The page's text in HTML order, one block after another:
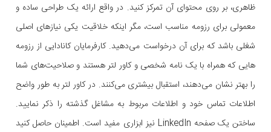
ظاهری، بر روی محتوای آن تمرکز کنید. در واقع ارائه یک طراحی ساده و
معمولی برای رزومه مناسب است، مگر اینکه خلاقیت یکی نیازهای اصلی
شغلی باشد که برای آن درخواست می‌دهید. کارفرمایان کانادایی از رزومه
هایی که همراه با یک نامه شخصی و کاور لتر هستند و صلاحیت‌های شما
را بهتر نشان می‌دهند، استقبال بیشتری می‌کنند. در کاور لتر به طور واضح
اطلاعات تماس خود و اطلاعات مربوط به مشاغل گذشته را ذکر نمایید.
ساختن یک صفحه LinkedIn نیز ابزاری مفید است. اطمینان حاصل کنید